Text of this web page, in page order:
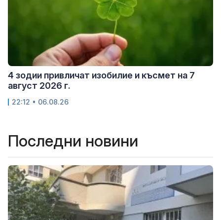
4 зодии привличат изобилие и късмет на 7
август 2026 г.
22:12 • 06.08.26
Последни новини